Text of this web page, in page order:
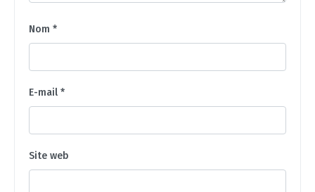
Nom *
E-mail *
Site web